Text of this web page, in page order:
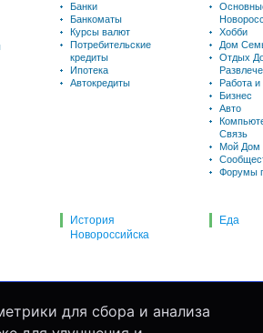
Банки
Банкоматы
Курсы валют
Потребительские
кредиты
Ипотека
Автокредиты
Хобби
Дом
Отдых
Работа и
Бизнес
Авто
Связь
Мой Дом
Форумы
История
Новороссийска
Еда
для сбора и анализа